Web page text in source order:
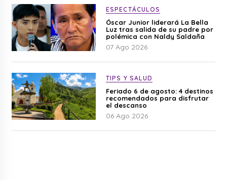
ESPECTÁCULOS
Óscar Junior liderará La Bella
Luz tras salida de su padre por
polémica con Naldy Saldaña
07 Ago 2026
TIPS Y SALUD
Feriado 6 de agosto: 4 destinos
recomendados para disfrutar
el descanso
06 Ago 2026